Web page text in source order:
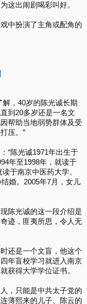
这出闹剧喝彩叫好。
中扮演了主角或配角的
解，40岁的陈光诚长期
到20多岁还是一名文
帮助当地弱势群体及受
压。”
“陈光诚1971年出生于
年至1998年，就读于
于南京中医药大学。
婚。2005年7月，女儿
陈光诚的这一段介绍是
迹，匪夷所思，令人无
还是一个文盲，他这个
年盲校学习就进入南京
获得大学学位证书。
，只能是中共太子党的
薄熙来的儿子、陈云的